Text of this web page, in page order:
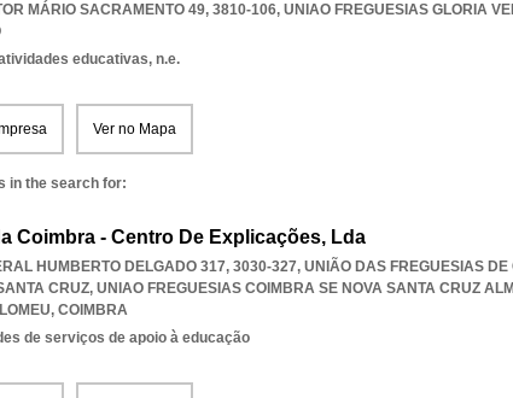
MÁRIO SACRAMENTO 49, 3810-106, UNIAO FREGUESIAS GLORIA
educativas, n.e.
Ver no Mapa
in the search for:
Coimbra - Centro De Explicações, Lda
HUMBERTO DELGADO 317, 3030-327, UNIÃO DAS FREGUESIAS
CRUZ, UNIAO FREGUESIAS COIMBRA SE NOVA SANTA CRUZ
, COIMBRA
de serviços de apoio à educação